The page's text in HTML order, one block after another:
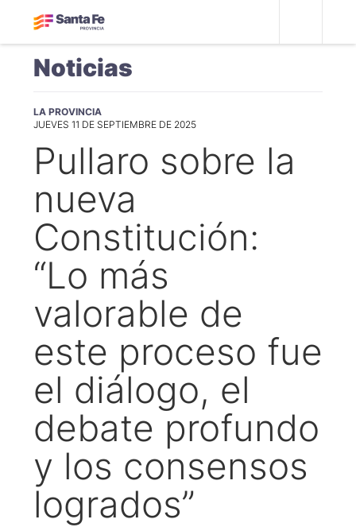
Noticias
LA PROVINCIA
JUEVES 11 DE SEPTIEMBRE DE 2025
Pullaro sobre la
nueva
Constitución:
“Lo más
valorable de
este proceso fue
el diálogo, el
debate profundo
y los consensos
logrados”